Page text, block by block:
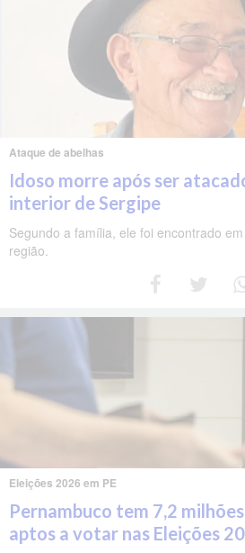
Ataque de abelhas
Idoso morre após ser
interior de Sergipe
Segundo a família, ele foi encontrado
região.
Eleições 2026 em PE
Pernambuco tem 7,2
aptos a votar nas Eleições